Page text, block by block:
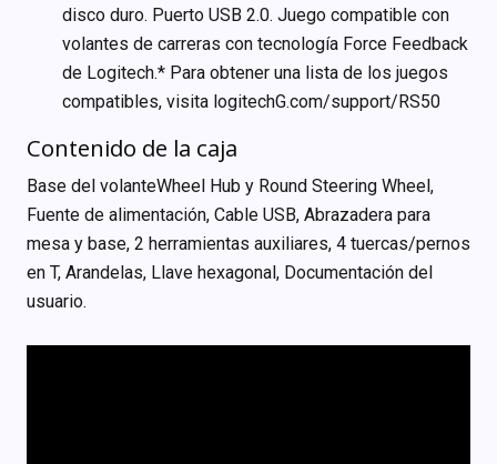
disco duro. Puerto USB 2.0. Juego compatible con
volantes de carreras con tecnología Force Feedback
de Logitech.* Para obtener una lista de los juegos
compatibles, visita logitechG.com/support/RS50
Contenido de la caja
Base del volanteWheel Hub y Round Steering Wheel,
Fuente de alimentación, Cable USB, Abrazadera para
mesa y base, 2 herramientas auxiliares, 4 tuercas/pernos
en T, Arandelas, Llave hexagonal, Documentación del
usuario.